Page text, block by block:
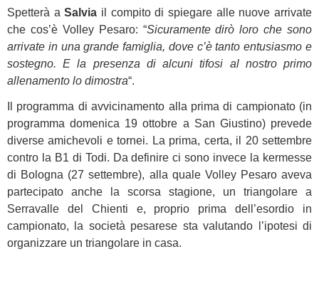
Spetterà aSalvia il compito di spiegare alle nuove arrivate
che cos’è Volley Pesaro: “Sicuramente dirò loro che sono
arrivate in una grande famiglia, dove c’è tanto entusiasmo e
sostegno. E la presenza di alcuni tifosi al nostro primo
allenamento lo dimostra“.
Il programma di avvicinamento alla prima di campionato (in
programma domenica 19 ottobre a San Giustino) prevede
diverse amichevoli e tornei. La prima, certa, il 20 settembre
contro la B1 di Todi. Da definire ci sono invece la kermesse
di Bologna (27 settembre), alla quale Volley Pesaro aveva
partecipato anche la scorsa stagione, un triangolare a
Serravalle del Chienti e, proprio prima dell’esordio in
campionato, la società pesarese sta valutando l’ipotesi di
organizzare un triangolare in casa.